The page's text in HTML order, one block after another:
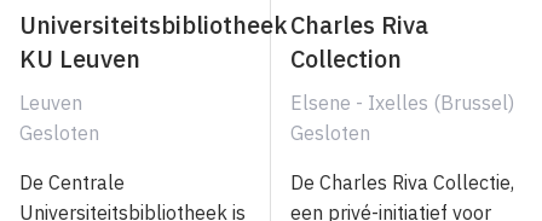
Universiteitsbibliotheek
KU Leuven
Leuven
Gesloten
De Centrale
Universiteitsbibliotheek is
Charles Riva
Collection
Elsene - Ixelles (Brussel)
Gesloten
De Charles Riva Collectie,
een privé-initiatief voor